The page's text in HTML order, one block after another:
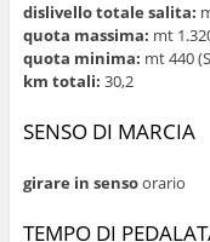
dislivello totale salita:
quota massima: mt
quota minima: mt 440
km totali: 30,2
SENSO DI MARCIA
girare in sensoorario
TEMPO DI